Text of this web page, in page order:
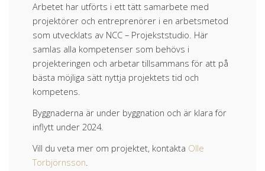
Arbetet har utförts i ett tätt samarbete med
projektörer och entreprenörer i en arbetsmetod
som utvecklats av NCC – Projekststudio. Här
samlas alla kompetenser som behövs i
projekteringen och arbetar tillsammans för att på
bästa möjliga sätt nyttja projektets tid och
kompetens.
Byggnaderna är under byggnation och är klara för
inflytt under 2024.
Vill du veta mer om projektet, kontakta Olle
Torbjörnsson.